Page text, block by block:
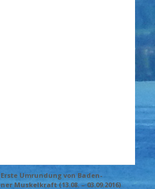
Erste Umrundung von Baden-
Muskelkraft (13.08. – 03.09.2016).